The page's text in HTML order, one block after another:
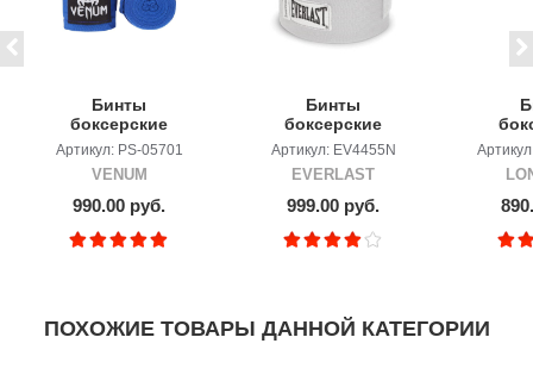
Бинты
боксерские
Venum Kontact
4m Blue
Артикул: PS-05701
VENUM
990.00 руб.
Бинты
боксерские
EVERLAST
юношеские , 3m
Артикул: EV4455N
EVERLAST
999.00 руб.
ПОХОЖИЕ ТОВАРЫ ДАННОЙ КАТЕГОРИИ